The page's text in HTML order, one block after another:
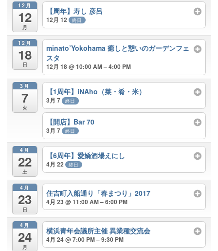
12月
12
月
【周年】寿し 彦呂
12月 12 終日
12月
18
日
minato’Yokohama 癒しと憩いのガーデンフェ
スタ
12月 18 @ 10:00 AM – 4:00 PM
3月
7
火
【1周年】iNAho（菜・肴・米）
3月 7 終日
【開店】Bar 70
3月 7 終日
4月
22
土
【6周年】愛嬌酒場えにし
4月 22 終日
4月
23
日
住吉町入船通り「春まつり」2017
4月 23 @ 11:00 AM – 6:00 PM
4月
24
月
横浜青年会議所主催 異業種交流会
4月 24 @ 7:00 PM – 9:30 PM